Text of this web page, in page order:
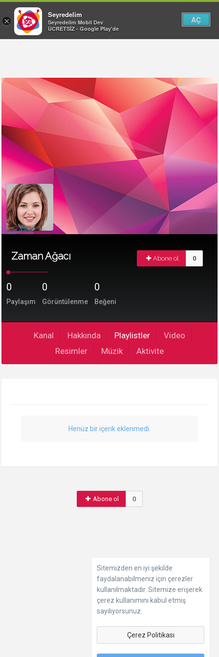
Zaman Ağacı Abone ol 0
0
Paylaşım
0
Görüntülenme
0
Beğeni
Kanal Hakkında Playlistler
Video
Resimler
Müzik Aktivite
Henüz bir içerik eklenmedi.
Abone ol 0
Sitemizden en iyi şekilde
faydalanabilmeniz için çerezler
kullanılmaktadır. Sitemize erişerek
çerez kullanımını kabul etmiş
sayılıyorsunuz.
Çerez Politikası
×
Seyredelim
Seyredelim Mobil Dev
ÜCRETSİZ - Google Play'de
AÇ